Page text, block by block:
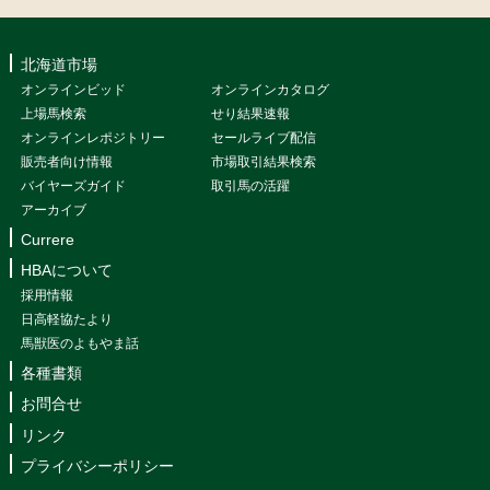
北海道市場
オンラインビッド
オンラインカタログ
上場馬検索
せり結果速報
オンラインレポジトリー
セールライブ配信
販売者向け情報
市場取引結果検索
バイヤーズガイド
取引馬の活躍
アーカイブ
Currere
HBAについて
採用情報
日高軽協たより
馬獣医のよもやま話
各種書類
お問合せ
リンク
プライバシーポリシー